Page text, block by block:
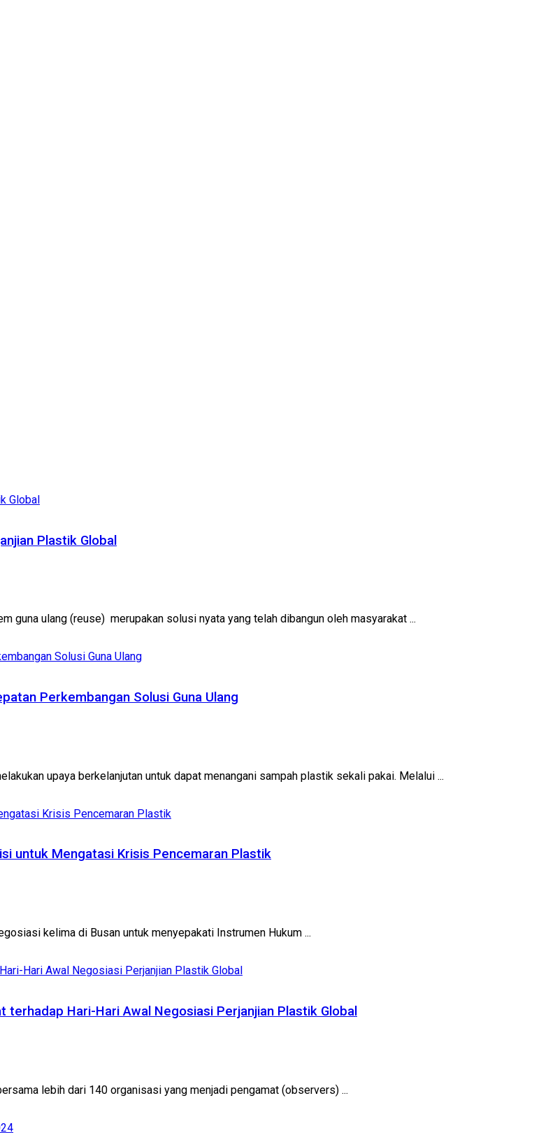
Plastik Global
ulang (reuse) merupakan solusi nyata yang telah dibangun oleh masyarakat ...
Perkembangan Solusi Guna Ulang
upaya berkelanjutan untuk dapat menangani sampah plastik sekali pakai. Melalui ...
untuk Mengatasi Krisis Pencemaran Plastik
kelima di Busan untuk menyepakati Instrumen Hukum ...
Hari-Hari Awal Negosiasi Perjanjian Plastik Global
lebih dari 140 organisasi yang menjadi pengamat (observers) ...